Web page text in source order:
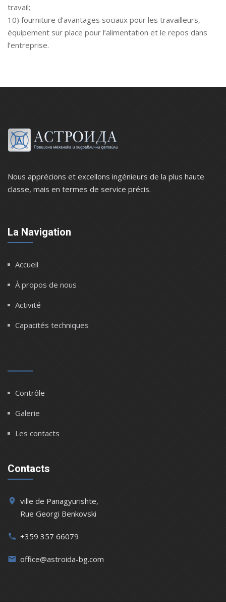
travail;
10) fourniture d’avantages sociaux pour les travailleurs,
équipement sur place pour l’alimentation et le repos dans
l’entreprise.
Nous apprécions et excellons ingénieurs de la plus haute
classe, mais en termes de service précis.
La Navigation
Accueil
À propos de nous
Activité
Capacités techniques
Contrôle
Galerie
Les contacts
Contacts
place ville de Panagyurishte,
Rue Georgi Benkovski
phone +359 357 66079
email office@astroida-bg.com